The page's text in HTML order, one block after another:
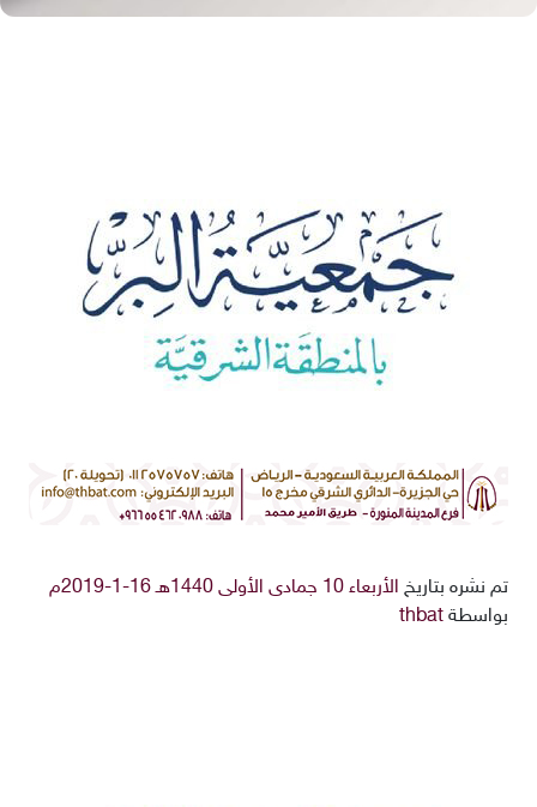
تم نشره بتاريخ الأربعاء 10 جمادى الأولى 1440هـ 16-1-2019م
بواسطة thbat